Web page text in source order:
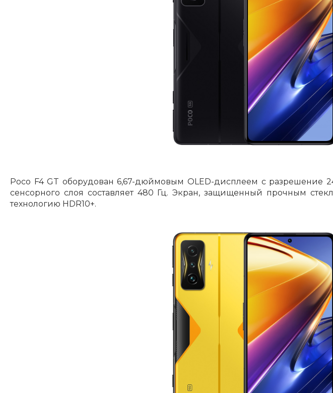
Подробнее об оплате
недели
8 800
Poco F4 GT оборудован 6,67-дюймовым OLED-дисплеем с разрешение
сенсорного слоя составляет 480 Гц. Экран, защищенный прочным
технологию HDR10+.